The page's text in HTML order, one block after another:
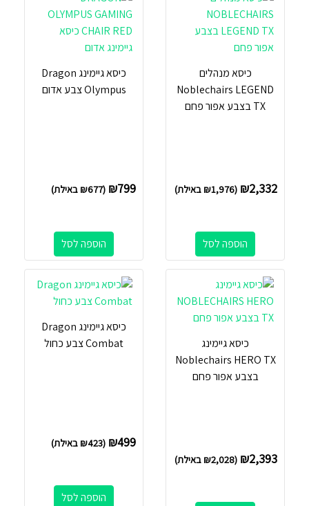
כיסא מנהלים
Noblechairs LEGEND
TX בצבע אפור פחם
₪2,332
(
₪1,976 באילת)
הוספה לסל
כיסא גיימינג Dragon
Olympus צבע אדום
₪799
(
₪677 באילת)
הוספה לסל
כיסא גיימינג
Noblechairs HERO TX
בצבע אפור פחם
₪2,393
(
₪2,028 באילת)
כיסא גיימינג Dragon
Combat צבע כחול
₪499
(
₪423 באילת)
הוספה לסל